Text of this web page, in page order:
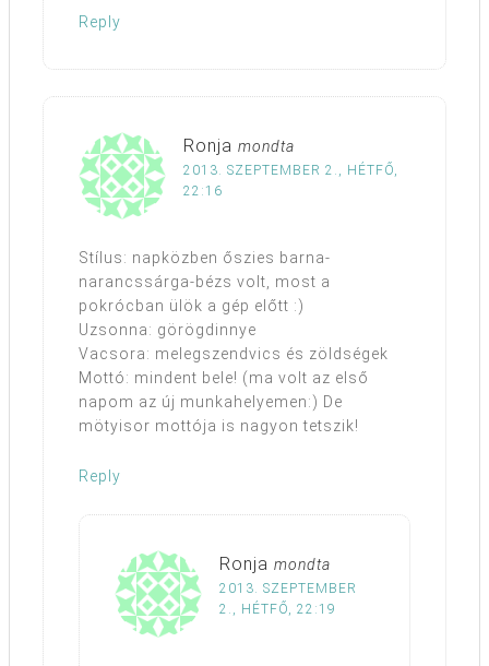
Reply
Ronja mondta
2013. SZEPTEMBER 2., HÉTFŐ,
22:16
Stílus: napközben őszies barna-
narancssárga-bézs volt, most a
pokrócban ülök a gép előtt :)
Uzsonna: görögdinnye
Vacsora: melegszendvics és zöldségek
Mottó: mindent bele! (ma volt az első
napom az új munkahelyemen:) De
mötyisor mottója is nagyon tetszik!
Reply
Ronja mondta
2013. SZEPTEMBER
2., HÉTFŐ, 22:19